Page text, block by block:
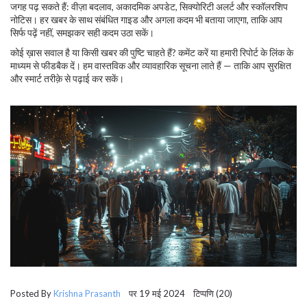
जगह पढ़ सकते हैं: वीज़ा बदलाव, अकादमिक अपडेट, सिक्योरिटी अलर्ट और स्कॉलरशिप
नोटिस। हर खबर के साथ संबंधित गाइड और अगला कदम भी बताया जाएगा, ताकि आप
सिर्फ पढ़ें नहीं, समझकर सही कदम उठा सकें।
कोई ख़ास सवाल है या किसी खबर की पुष्टि चाहते हैं? कमेंट करें या हमारी रिपोर्ट के लिंक के
माध्यम से फीडबैक दें। हम वास्तविक और व्यावहारिक सूचना लाते हैं — ताकि आप सुरक्षित
और स्मार्ट तरीक़े से पढ़ाई कर सकें।
Posted ByKrishna Prasanth पर 19 मई 2024 टिप्पणि (20)